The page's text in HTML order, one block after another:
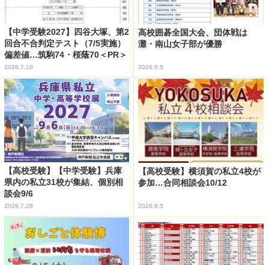
【中学受験2027】四谷大塚、第2
回合不合判定テスト（7/5実施）
偏差値…筑駒74・桜蔭70＜PR＞
2026.7.10
高校囲碁全国大会、団体戦は
灘・南山女子部が優勝
2026.8.5
【高校受験】【中学受験】兵庫
県内の私立31校が集結、個別相
談会9/6
2026.7.28
【高校受験】横須賀の私立4校が
参加…合同相談会10/12
2026.8.5